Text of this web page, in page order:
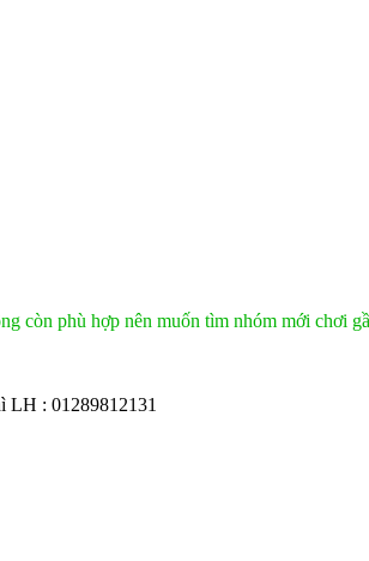
còn phù hợp nên muốn tìm nhóm mới chơi
LH : 01289812131